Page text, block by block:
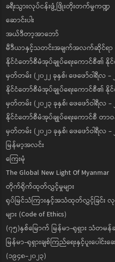
ခရီးသွားလုပ်ငန်းဖွံ့ဖြိုးတိုးတက်မှုကဏ္ဍ
ဆောင်းပါး
အယ်ဒီတာ့အာဘော်
မီဒီယာနှင့်သတင်းအချက်အလက်ဆိုင်ရာ
နိုင်ငံတော်စီမံအုပ်ချုပ်ရေးကောင်စီ၏
မှတ်တမ်း (၂၀၂၂ ခုနှစ်၊ ဖေဖော်ဝါရီလ -
နိုင်ငံတော်စီမံအုပ်ချုပ်ရေးကောင်စီ၏
မှတ်တမ်း (၂၀၂၃ ခုနှစ်၊ ဖေဖော်ဝါရီလ -
နိုင်ငံတော်စီမံအုပ်ချုပ်ရေးကောင်စီ
မှတ်တမ်း (၂၀၂၁ ခုနှစ်၊ ဖေဖော်ဝါရီလ -
မြန်မာ့အလင်း
ကြေးမုံ
The Global New Light Of Myanmar
တိုက်ရိုက်ထုတ်လွှင့်မှုများ
ရုပ်မြင်သံကြားနှင့်အသံထုတ်လွှင့်ခြင်း
များ (Code of Ethics)
(၇၅)နှစ်မြောက် မြန်မာ-ရုရှား
မြန်မာ-ရုရှားချစ်ကြည်ရေးနှင့်ပူးပေ
(၁၉၄၈-၂၀၂၃)